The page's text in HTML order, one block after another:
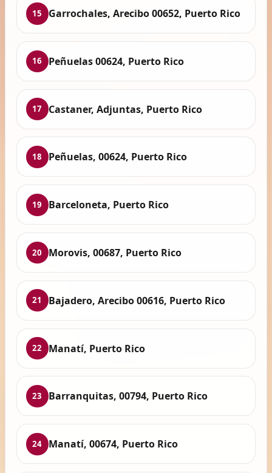
15 Garrochales, Arecibo 00652, Puerto Rico
16 Peñuelas 00624, Puerto Rico
17 Castaner, Adjuntas, Puerto Rico
18 Peñuelas, 00624, Puerto Rico
19 Barceloneta, Puerto Rico
20 Morovis, 00687, Puerto Rico
21 Bajadero, Arecibo 00616, Puerto Rico
22 Manatí, Puerto Rico
23 Barranquitas, 00794, Puerto Rico
24 Manatí, 00674, Puerto Rico